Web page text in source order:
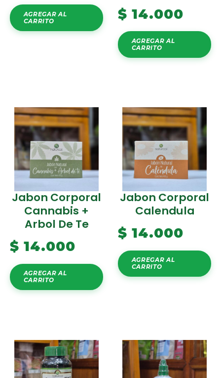
AGREGAR AL
CARRITO
$ 14.000
AGREGAR AL
CARRITO
Jabon Corporal
Cannabis +
Arbol De Te
$ 14.000
AGREGAR AL
CARRITO
Jabon Corporal
Calendula
$ 14.000
AGREGAR AL
CARRITO